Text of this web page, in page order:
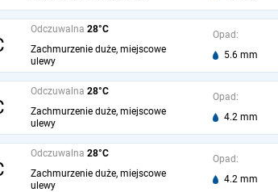
Odczuwalna 28°C
Zachmurzenie duże, miejscowe
ulewy
Opad:
5.6 mm
Odczuwalna 28°C
Zachmurzenie duże, miejscowe
ulewy
Opad:
4.2 mm
Odczuwalna 28°C
Zachmurzenie duże, miejscowe
ulewy
Opad:
4.2 mm